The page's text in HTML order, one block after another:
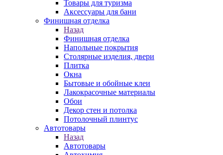
Товары для туризма
Аксессуары для бани
Финишная отделка
Назад
Финишная отделка
Напольные покрытия
Столярные изделия, двери
Плитка
Окна
Бытовые и обойные клеи
Лакокрасочные материалы
Обои
Декор стен и потолка
Потолочный плинтус
Автотовары
Назад
Автотовары